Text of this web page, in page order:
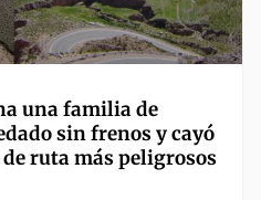
una familia de
sin frenos y cayó
ruta más peligrosos